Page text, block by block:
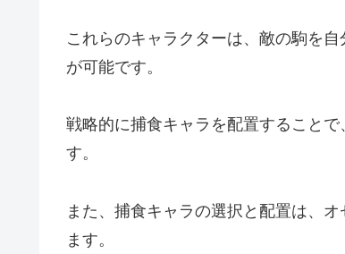
これらのキャラクターは、敵の駒を
が可能です。
戦略的に捕食キャラを配置すること
す。
また、捕食キャラの選択と配置は、
ます。